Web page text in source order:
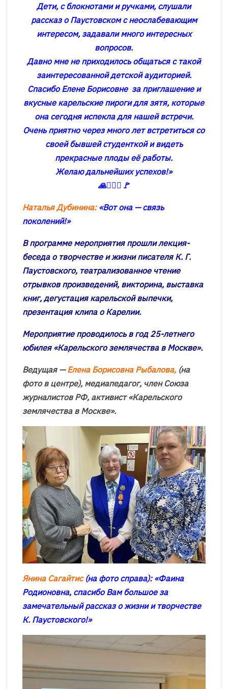
Дети, с блокнотами и ручками, слушали
рассказ о Паустовском с неослабевающим
интересом, задавали много интересных
вопросов.
Давно мне не приходилось общаться с такой
заинтересованной детской аудиторией.
Спасибо Елене Борисовне за приглашение и
вкусные карельские пироги для зятя, которые
она сегодня испекла для нашей встречи.
Очень приятно через много лет встретиться со
своей бывшей студенткой и видеть
прекрасные плоды её работы.
Желаю дальнейших успехов!»
🙏👳🏻‍♀️🚩
Наталья Дубинина:«Вот она — связь
поколений!»
В программе мероприятия прошли лекция-
беседа о творчестве и жизни писателя К. Г.
Паустовского, театрализованное чтение
отрывков произведений, викторина, выставка
книг, дегустация карельской выпечки,
презентация клипа о Карелии.
Мероприятие проводилось в год 25-летнего
юбилея «Карельского землячества в Москве».
Ведущая —Елена Борисовна Рыбалова, (на
фото в центре), медиапедагог, член Союза
журналистов РФ, активист «Карельского
землячества в Москве».
Янина Сагайтис (на фото справа): «Фаина
Родионовна, спасибо Вам большое за
замечательный рассказ о жизни и творчестве
К. Паустовского!»